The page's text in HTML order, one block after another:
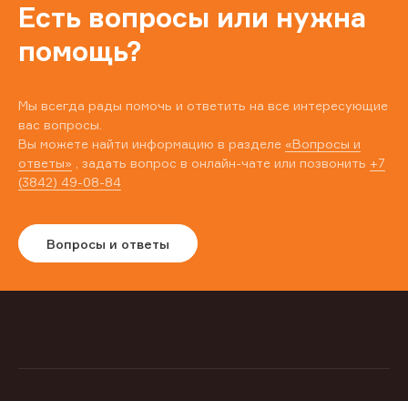
Есть вопросы или нужна
помощь?
Мы всегда рады помочь и ответить на все интересующие
вас вопросы.
Вы можете найти информацию в разделе «Вопросы и
ответы» , задать вопрос в онлайн-чате или позвонить +7
(3842) 49-08-84
Вопросы и ответы